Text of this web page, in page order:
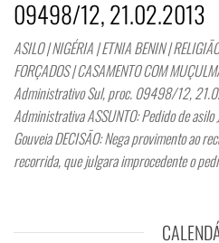
09498/12, 21.02.2013
ASILO | NIGÉRIA | ETNIA BENIN |
FORÇADOS | CASAMENTO COM
Administrativo Sul, proc. 09498/12,
Administrativa ASSUNTO: Pedido de asilo
Gouveia DECISÃO: Nega provimento ao
recorrida, que julgara improcedente o